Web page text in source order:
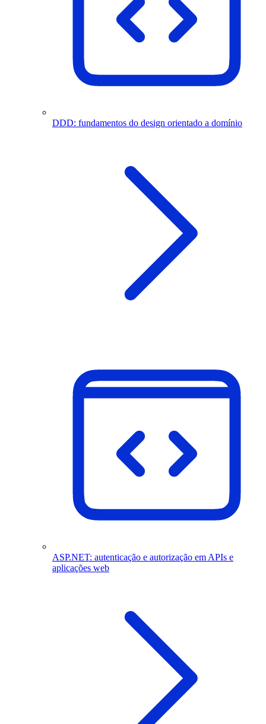
DDD: fundamentos do design orientado a domínio
ASP.NET: autenticação e autorização em APIs e
aplicações web